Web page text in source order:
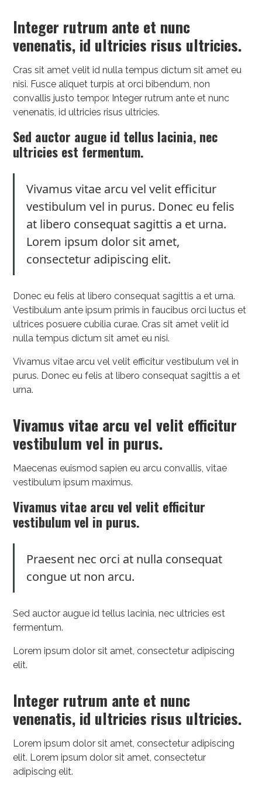
Integer rutrum ante et nunc
venenatis, id ultricies risus ultricies.
Cras sit amet velit id nulla tempus dictum sit amet eu
nisi. Fusce aliquet turpis at orci bibendum, non
convallis justo tempor. Integer rutrum ante et nunc
venenatis, id ultricies risus ultricies.
Sed auctor augue id tellus lacinia, nec
ultricies est fermentum.
Vivamus vitae arcu vel velit efficitur
vestibulum vel in purus. Donec eu felis
at libero consequat sagittis a et urna.
Lorem ipsum dolor sit amet,
consectetur adipiscing elit.
Donec eu felis at libero consequat sagittis a et urna.
Vestibulum ante ipsum primis in faucibus orci luctus et
ultrices posuere cubilia curae. Cras sit amet velit id
nulla tempus dictum sit amet eu nisi.
Vivamus vitae arcu vel velit efficitur vestibulum vel in
purus. Donec eu felis at libero consequat sagittis a et
urna.
Vivamus vitae arcu vel velit efficitur
vestibulum vel in purus.
Maecenas euismod sapien eu arcu convallis, vitae
vestibulum ipsum maximus.
Vivamus vitae arcu vel velit efficitur
vestibulum vel in purus.
Praesent nec orci at nulla consequat
congue ut non arcu.
Sed auctor augue id tellus lacinia, nec ultricies est
fermentum.
Lorem ipsum dolor sit amet, consectetur adipiscing
elit.
Integer rutrum ante et nunc
venenatis, id ultricies risus ultricies.
Lorem ipsum dolor sit amet, consectetur adipiscing
elit. Lorem ipsum dolor sit amet, consectetur
adipiscing elit.